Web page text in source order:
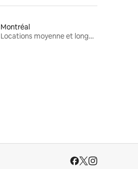
Montréal
Locations moyenne et longue durée